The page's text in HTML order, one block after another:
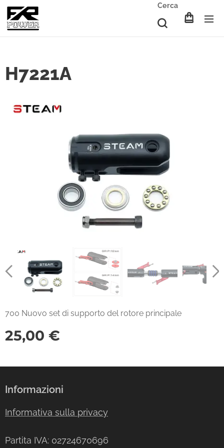
Cerca
H7221A
700 Nuovo set di supporto del rotore principale
25,00 €
Informazioni
Informativa sulla privacy
Partita IVA: 02724670696